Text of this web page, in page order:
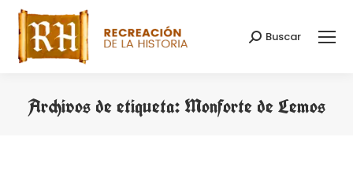
Buscar:
Buscar
Archivos de etiqueta: Monforte de Lemos